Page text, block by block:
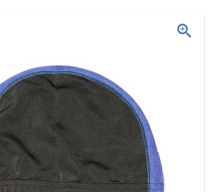
zoom_in